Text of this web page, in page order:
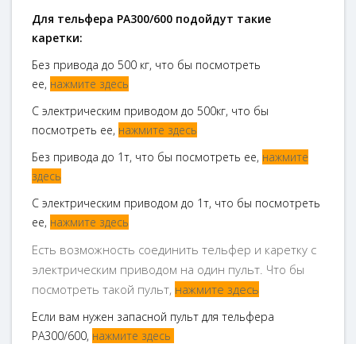
Для тельфера РА300/600 подойдут такие
каретки:
Без привода до 500 кг, что бы посмотреть
ее, нажмите здесь
С электрическим приводом до 500кг, что бы
посмотреть ее, нажмите здесь
Без привода до 1т, что бы посмотреть ее, нажмите
здесь
С электрическим приводом до 1т, что бы посмотреть
ее, нажмите здесь
Есть возможность соединить тельфер и каретку с
электрическим приводом на один пульт. Что бы
посмотреть такой пульт, нажмите здесь
Если вам нужен запасной пульт для тельфера
РА300/600, нажмите здесь